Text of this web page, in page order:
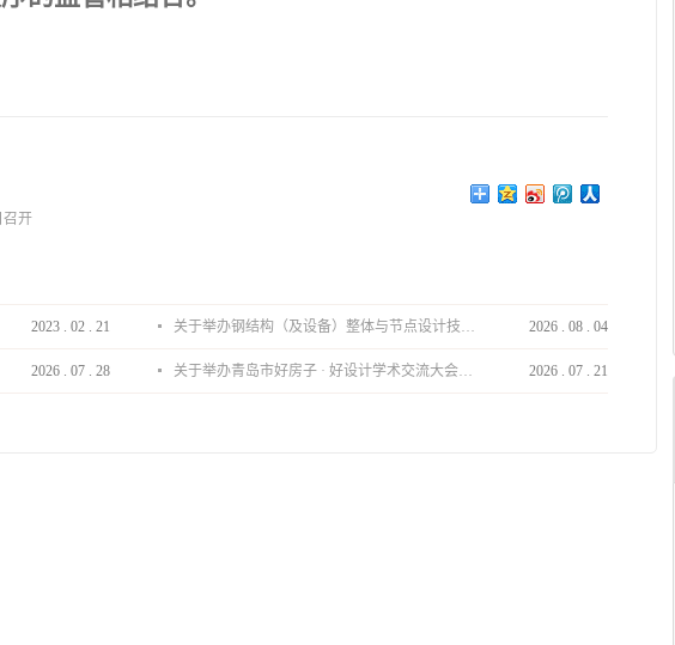
召开
2023 . 02 . 21 关于举办钢结构（及设备）整体与节点设计技术分享会的通知 2026 . 08 . 04
2026 . 07 . 28 关于举办青岛市好房子 · 好设计学术交流大会的通知 2026 . 07 . 21